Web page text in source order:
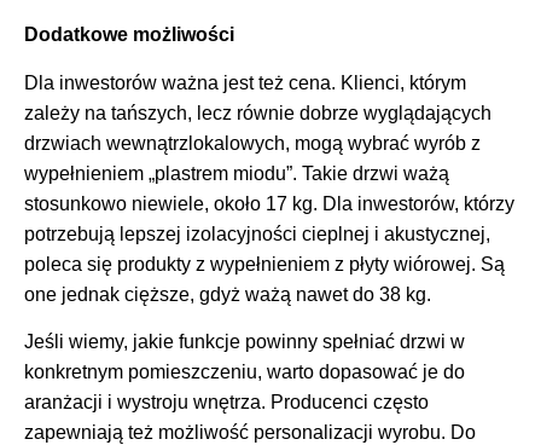
Dodatkowe możliwości
Dla inwestorów ważna jest też cena. Klienci, którym
zależy na tańszych, lecz równie dobrze wyglądających
drzwiach wewnątrzlokalowych, mogą wybrać wyrób z
wypełnieniem „plastrem miodu”. Takie drzwi ważą
stosunkowo niewiele, około 17 kg. Dla inwestorów, którzy
potrzebują lepszej izolacyjności cieplnej i akustycznej,
poleca się produkty z wypełnieniem z płyty wiórowej. Są
one jednak cięższe, gdyż ważą nawet do 38 kg.
Jeśli wiemy, jakie funkcje powinny spełniać drzwi w
konkretnym pomieszczeniu, warto dopasować je do
aranżacji i wystroju wnętrza. Producenci często
zapewniają też możliwość personalizacji wyrobu. Do